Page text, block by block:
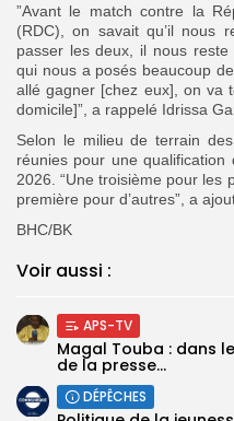
”Avant le match contre la
(RDC), on savait qu’il nous
passer les deux, il nous
qui nous a posés beaucoup
allé gagner [chez eux], on va
domicile]”, a rappelé Idrissa
Selon le milieu de terrain
réunies pour une
2026. “Une troisième pour les
première pour d’autres”, a
BHC/BK
Voir aussi :
APS-TV
Magal Touba : dans
de la presse...
DÉPÊCHES